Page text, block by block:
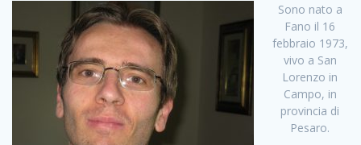
Sono nato a
Fano il 16
febbraio 1973,
vivo a San
Lorenzo in
Campo, in
provincia di
Pesaro.